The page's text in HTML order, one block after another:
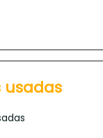
usadas